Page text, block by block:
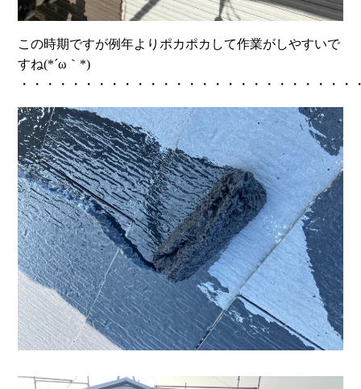
この時期ですが例年よりポカポカして作業がしやすいで
すね(*´ω｀*)
・・・・・・・・・・・・・・・・・・・・・・・・・